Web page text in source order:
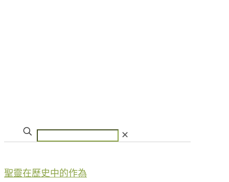
✕
聖靈在歷史中的作為